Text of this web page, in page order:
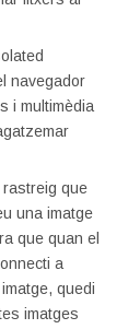
navegador
i multimèdia
que
una imatge
que quan el
a
quedi
imatges